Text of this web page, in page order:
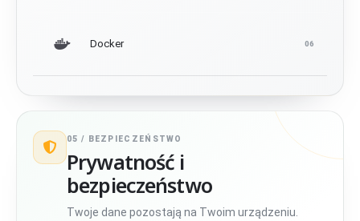
Docker 06
05 / BEZPIECZEŃSTWO
Prywatność i
bezpieczeństwo
Twoje dane pozostają na Twoim urządzeniu.